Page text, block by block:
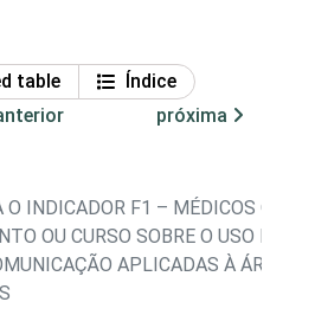
table
Índice
próxima
O INDICADOR F1 – MÉDICOS QUE
OU CURSO SOBRE O USO DAS
APLICADAS À ÁREA